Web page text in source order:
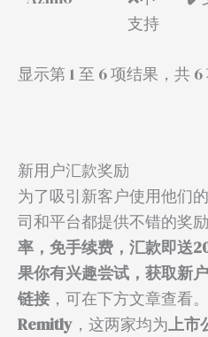
支持
显示第 1 至 6 项结果，共 6
新用户汇款奖励
为了吸引新客户使用他们
司和平台都提供不错的奖
率，免手续费，汇款即送
果你有兴趣尝试，获取新
链接 ，可在下方文章查看
Remitly ，这两家均为上市